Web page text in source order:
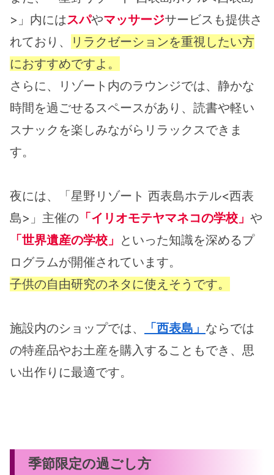
>」内にはスパやマッサージサービスも提供さ
れており、
リラクゼーションを重視したい方
におすすめですよ。
さらに、リゾート内のラウンジでは、静かな
時間を過ごせるスペースがあり、読書や軽い
スナックを楽しみながらリラックスできま
す。
夜には、「星野リゾート 西表島ホテル<西表
島>」主催の 「イリオモテヤマネコの学校」 や
「世界遺産の学校」 といった知識を深めるプ
ログラムが開催されています。
子供の自由研究のネタに使えそうです。
施設内のショップでは、 「西表島」 ならでは
の特産品やお土産を購入することもでき、思
い出作りに最適です。
季節限定の過ごし方